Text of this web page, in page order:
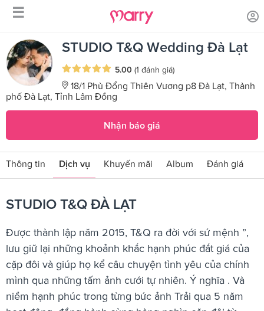
☰
Trang chủ Sản phẩm dịch vụ / STUDIO T&Q ĐÀ LẠT
STUDIO T&Q Wedding Đà Lạt
5.00 (1 đánh giá)
18/1 Phù Đổng Thiên Vương p8 Đà Lạt, Thành
phố Đà Lạt, Tỉnh Lâm Đồng
Nhận báo giá
Thông tin Dịch vụ Khuyến mãi Album Đánh giá
STUDIO T&Q ĐÀ LẠT
Được thành lập năm 2015, T&Q ra đời với sứ mệnh ”,
lưu giữ lại những khoảnh khắc hạnh phúc đắt giá của
cặp đôi và giúp họ kể câu chuyện tình yêu của chính
mình qua những tấm ảnh cưới tự nhiên. Ý nghĩa . Và
niềm hạnh phúc trong từng bức ảnh Trải qua 5 năm